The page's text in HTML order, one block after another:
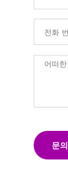
문의